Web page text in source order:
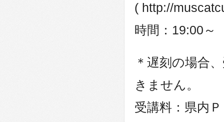
( http://
時間：19:00
＊遅刻の場合
きません。
受講料：県内